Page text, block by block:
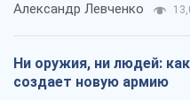
Александр Левченко
Ни оружия, ни людей:
создает новую армию